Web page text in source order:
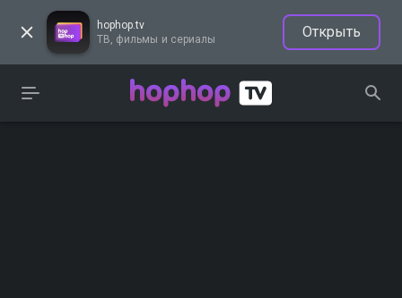
hophop.tv
ТВ, фильмы и сериалы
Открыть